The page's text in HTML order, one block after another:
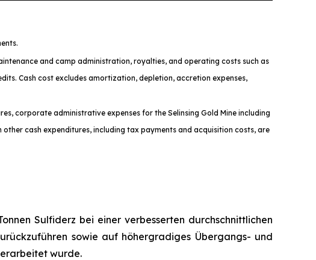
and camp administration, royalties, and operating costs such as
Cash cost excludes amortization, depletion, accretion expenses,
corporate administrative expenses for the Selinsing Gold Mine including
cash expenditures, including tax payments and acquisition costs, are
Sulfiderz bei einer verbesserten durchschnittlichen
sowie auf höhergradiges Übergangs- und
wurde.